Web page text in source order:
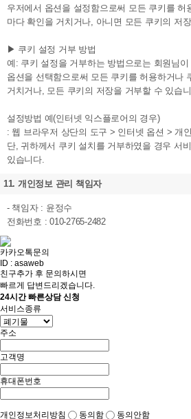
우저에서 옵션을 설정함으로써 모든 쿠키를 허
마다 확인을 거치거나, 아니면 모든 쿠키의 저
▶ 쿠키 설정 거부 방법
예: 쿠키 설정을 거부하는 방법으로는 회원님
옵션을 선택함으로써 모든 쿠키를 허용하거나
거치거나, 모든 쿠키의 저장을 거부할 수 있습
설정방법 예(인터넷 익스플로어의 경우)
: 웹 브라우저 상단의 도구 > 인터넷 옵션 > 개
단, 귀하께서 쿠키 설치를 거부하였을 경우 서
있습니다.
11. 개인정보 관리 책임자
- 책임자 : 윤정수
전화번호 : 010-2765-2482
카카오톡문의
ID : asaweb
친구추가 후 문의하시면
빠르게 답변드리겠습니다.
24시간 빠른상담 신청
서비스종류
주소
고객명
휴대폰번호
개인정보처리방침 동의함 동의안함